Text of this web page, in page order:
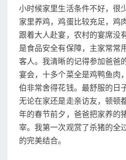
）
吃
肉
自
由
小时候家里生活条件不好，很
家里养鸡，鸡蛋比较充足，鸡
跟着大人赴宴，农村的宴席没
是食品安全有保障，主家常常
客人。我清晰的记得参加爸爸
宴会，十多个菜全是鸡鸭鱼肉
伯非常舍得花钱。最舒服的日
无论在家还是走亲访友，顿顿
年的春节前夕，爸爸把家养的
宰。我第一次观赏了杀猪的全
的完美结合。